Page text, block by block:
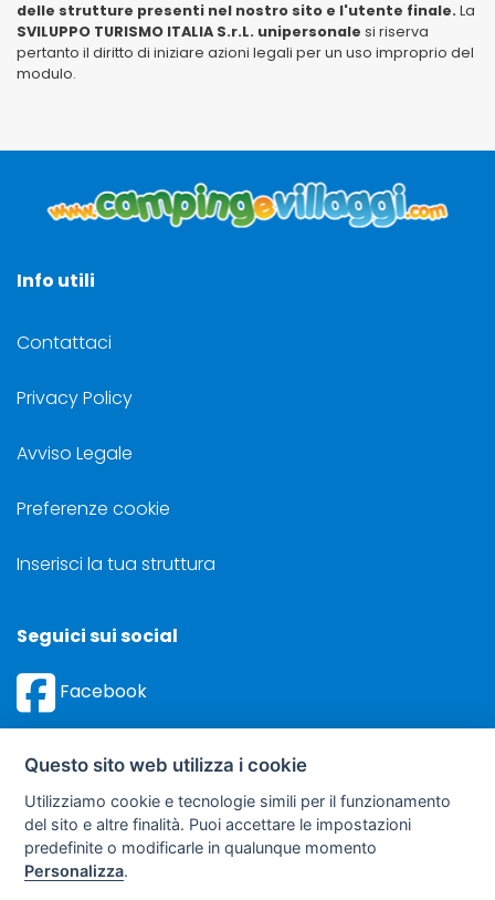
delle strutture presenti nel nostro sito e l'utente finale. La
SVILUPPO TURISMO ITALIA S.r.L. unipersonale si riserva
pertanto il diritto di iniziare azioni legali per un uso improprio del
modulo.
Info utili
Contattaci
Privacy Policy
Avviso Legale
Preferenze cookie
Inserisci la tua struttura
Seguici sui social
Facebook
©Sviluppo Turismo Italia S.r.L. unipersonale
Questo sito web utilizza i cookie
Utilizziamo cookie e tecnologie simili per il funzionamento
del sito e altre finalità. Puoi accettare le impostazioni
predefinite o modificarle in qualunque momento
Personalizza.